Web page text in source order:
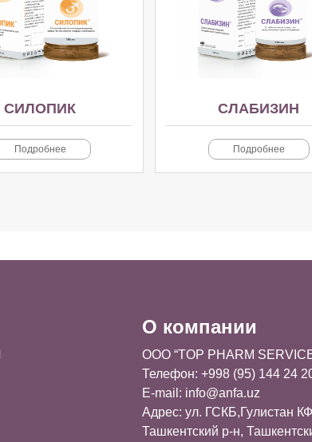
СИЛОПИК
Подробнее
СЛАБИЗИН
Подробнее
О компании
OOO “TOP PHARM
Телефон: +998 (95) 144 24
E-mail: info@anfa.uz
Адрес: ул. ГСКБ,Гулистан
Ташкентский р-н,